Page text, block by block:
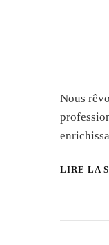
Nous
LIRE LA